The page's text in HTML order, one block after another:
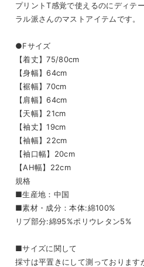
プリントT感覚で使えるのにディテ
ラル派さんのマストアイテムです。
●Fサイズ
【着丈】75/80cm
【身幅】64cm
【裾幅】70cm
【肩幅】64cm
【天幅】21cm
【袖丈】19cm
【袖幅】22cm
【袖口幅】20cm
【AH幅】22cm
規格
■生産地：中国
■素材・成分：本体:綿100%
リブ部分:綿95%ポリウレタン5%
■サイズに関して
採寸は平置きにして測っておりま